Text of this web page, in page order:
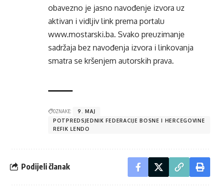
obavezno je jasno navođenje izvora uz
aktivan i vidljiv link prema portalu
www.mostarski.ba. Svako preuzimanje
sadržaja bez navođenja izvora i linkovanja
smatra se kršenjem autorskih prava.
OZNAKE:
9. MAJ
POTPREDSJEDNIK FEDERACIJE BOSNE I HERCEGOVINE
REFIK LENDO
Podijeli članak